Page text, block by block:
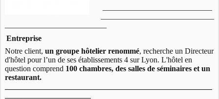
Entreprise
Notre client,un groupe hôtelier renommé, recherche un Directeur
d'hôtel pour l’un de ses établissements 4 sur Lyon. L'hôtel en
question comprend 100 chambres, des salles de séminaires et un
restaurant.